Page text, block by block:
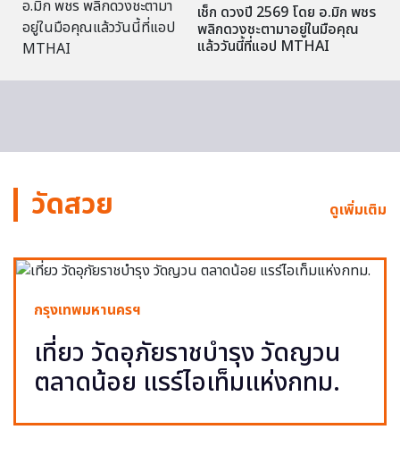
เช็ก ดวงปี 2569 โดย อ.มิก พชร
พลิกดวงชะตามาอยู่ในมือคุณ
แล้ววันนี้ที่แอป MTHAI
วัดสวย ดูเพิ่มเติม
กรุงเทพมหานครฯ
เที่ยว วัดอุภัยราชบำรุง วัดญวน
ตลาดน้อย แรร์ไอเท็มแห่งกทม.